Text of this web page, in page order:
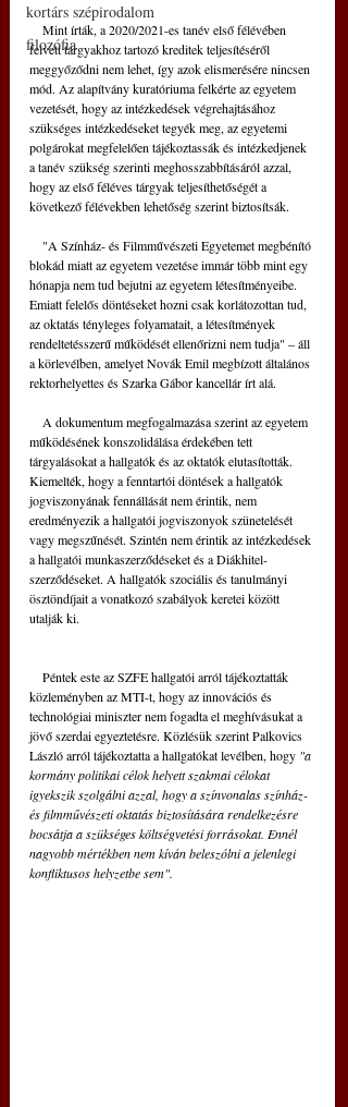
kortárs szépirodalom
filozófia
felvett tárgyakhoz tartozó kreditek teljesítéséről
meggyőződni nem lehet, így azok elismerésére nincsen
mód. Az alapítvány kuratóriuma felkérte az egyetem
vezetését, hogy az intézkedések végrehajtásához
szükséges intézkedéseket tegyék meg, az egyetemi
polgárokat megfelelően tájékoztassák és intézkedjenek
a tanév szükség szerinti meghosszabbításáról azzal,
hogy az első féléves tárgyak teljesíthetőségét a
következő félévekben lehetőség szerint biztosítsák.
blokád miatt az egyetem vezetése immár több mint egy
hónapja nem tud bejutni az egyetem létesítményeibe.
Emiatt felelős döntéseket hozni csak korlátozottan tud,
az oktatás tényleges folyamatait, a létesítmények
rendeltetésszerű működését ellenőrizni nem tudja" – áll
a körlevélben, amelyet Novák Emil megbízott általános
rektorhelyettes és Szarka Gábor kancellár írt alá.
működésének konszolidálása érdekében tett
tárgyalásokat a hallgatók és az oktatók elutasították.
Kiemelték, hogy a fenntartói döntések a hallgatók
jogviszonyának fennállását nem érintik, nem
eredményezik a hallgatói jogviszonyok szünetelését
vagy megszűnését. Szintén nem érintik az intézkedések
a hallgatói munkaszerződéseket és a Diákhitel-
szerződéseket. A hallgatók szociális és tanulmányi
ösztöndíjait a vonatkozó szabályok keretei között
utalják ki.
közleményben az MTI-t, hogy az innovációs és
technológiai miniszter nem fogadta el meghívásukat a
jövő szerdai egyeztetésre. Közlésük szerint Palkovics
László arról tájékoztatta a hallgatókat levélben, hogy "a
kormány politikai célok helyett szakmai célokat
igyekszik szolgálni azzal, hogy a színvonalas színház-
és filmművészeti oktatás biztosítására rendelkezésre
bocsátja a szükséges költségvetési forrásokat. Ennél
nagyobb mértékben nem kíván beleszólni a jelenlegi
konfliktusos helyzetbe sem".